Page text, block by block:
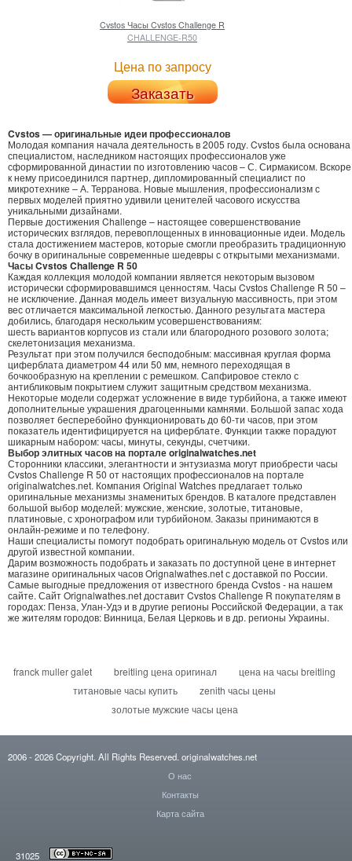
Cvstos Часы Cvstos Challenge R
CHALLENGE-R50
Цена по запросу
Заказать
Cvstos — оригинальные идеи профессионалов
Молодая компания начала деятельность в 2005 году. Cvstos была основана
специалистом, наследником настоящих профессионалов уже
сформированной династии по изготовлению часов – С. Сирмакисом. Вскоре
к нему присоединился партнер, дипломированный специалист по
микротехнике – А. Терранова. Новые мышления, профессионализм с
первых моделей приятно удивили ценителей часового искусства
уникальными дизайнами.
Первые достижения Challenge – настоящее совершенствование
исторических взглядов, перевоплощенных в инновационные идеи. Модель
стала достижением мастеров, которые смогли преобразить традиционную
бочку в оригинальные современные шедевры с открытыми механизмами.
Часы Cvstos Challenge R 50
Каждая коллекция молодой компании является некоторым вызовом
исторически сформировавшимся ценностям. Часы Cvstos Challenge R 50 –
не исключение. Данная модель имеет визуальную массивность, при этом
вес отличается максимальной легкостью. Данного результата мастера
добились, благодаря нескольким усовершенствованиям:
шесть вариантов корпусов из стали или благородного розового золота;
скелетонизация механизма.
Результат при этом получился бесподобным: массивная круглая форма
циферблата диаметром 44 или 50 мм, немного переходящая в
бочкообразную на креплении с ремешком. Сапфировое стекло с
антибликовым покрытием служит защитным средством механизма.
Некоторые модели содержат усложнение в виде турбийона, а также имеют
дополнительные украшения драгоценными камнями. Большой запас хода
позволяет бесперебойно функционировать до 60-ти часов, при этом
показатель идентифицируется на циферблате. Функции также порадуют
шикарным набором: часы, минуты, секунды, счетчики.
Выбор элитных часов на портале originalwatches.net
Сторонники классики, элегантности и энтузиазма могут приобрести часы
Cvstos Challenge R 50 от настоящих профессионалов на портале
originalwatches.net. Компания Original Watches предлагает только
оригинальные механизмы знаменитых брендов. В каталоге представлен
большой выбор моделей: мужские, женские, золотые, титановые,
платиновые, с хронографом или турбийоном. Заказы принимаются в
онлайн-режиме и по телефону.
Наши специалисты помогут подобрать оригинальную модель от Cvstos или
другой известной компании.
Дарим возможность подобрать и заказать по доступной цене в интернет
магазине оригинальных часов Orignalwathes.net с доставкой по России.
Самые выгодные предложения от известного бренда Cvstos - на нашем
сайте. Сайт Orignalwathes.net доставит Cvstos Challenge R покупателям в
городах: Пенза, Улан-Удэ и в другие регионы Российской Федерации, а так
же жителям городов: Винница, Белая Церковь и в др. регионы Украины.
franck muller galet breitling цена оригинал
цена на часы breitling
титановые часы купить
zenith часы цены
золотые мужские часы цена
2006- 2026Copyright. All Rights Reserved. originalwatches.net
О нас
Контакты
Карта сайта
31025